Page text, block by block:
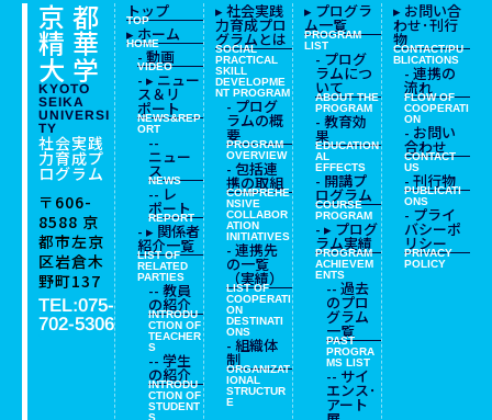
京都
精華
大学
KYOTO
SEIKA
UNIVERSI
TY
社会実践
力育成プ
ログラム
〒606-
8588 京
都市左京
区岩倉木
野町137
TEL:075-
702-5306
トップ
TOP
▸ ホーム
HOME
- 動画
VIDEO
- ▸ ニュー
ス＆リ
ポート
NEWS&REP
ORT
--
ニュー
ス
NEWS
-- レ
ポート
REPORT
- ▸ 関係者
紹介一覧
LIST OF
RELATED
PARTIES
-- 教員
の紹介
INTRODU
CTION OF
TEACHER
S
-- 学生
の紹介
INTRODU
CTION OF
STUDENT
S
▸ 社会実践
力育成プロ
グラムとは
SOCIAL
PRACTICAL
SKILL
DEVELOPME
NTPROGRAM
- プログ
ラムの概
要
PROGRAM
OVERVIEW
- 包括連
携の取組
COMPREHE
NSIVE
COLLABOR
ATION
INITIATIVES
- 連携先
の一覧
（実績）
LIST OF
COOPERATI
ON
DESTINATI
ONS
- 組織体
制
ORGANIZAT
IONAL
STRUCTUR
E
▸ プログラ
ム一覧
PROGRAM
LIST
- プログ
ラムにつ
いて
ABOUT THE
PROGRAM
- 教育効
果
EDUCATION
AL
EFFECTS
- 開講プ
ログラム
COURSE
PROGRAM
- ▸ プログ
ラム実績
PROGRAM
ACHIEVEM
ENTS
-- 過去
のプロ
グラム
一覧
PAST
PROGRA
MS LIST
-- サイ
エンス･
アート
▸ お問い合
わせ･刊行
物
CONTACT/PU
BLICATIONS
- 連携の
流れ
FLOW OF
COOPERATI
ON
- お問い
合わせ
CONTACT
US
- 刊行物
PUBLICATI
ONS
- プライ
バシーポ
リシー
PRIVACY
POLICY